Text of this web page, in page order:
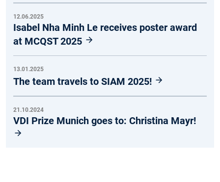
12.06.2025
Isabel Nha Minh Le receives poster award
at MCQST 2025
13.01.2025
The team travels to SIAM 2025!
21.10.2024
VDI Prize Munich goes to: Christina Mayr!